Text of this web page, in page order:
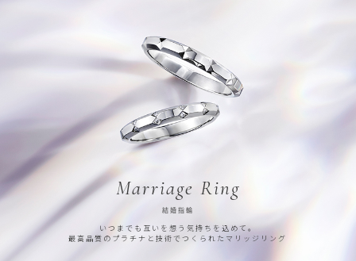
Marriage Ring
結婚指輪
いつまでも互いを想う気持ちを込めて。
最高品質のプラチナと技術でつくられたマリッジリング